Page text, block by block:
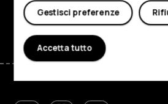
Il mio account
FacebookInstagram
TiktokYoutube
Gestisci preferenze
Accetta tutto